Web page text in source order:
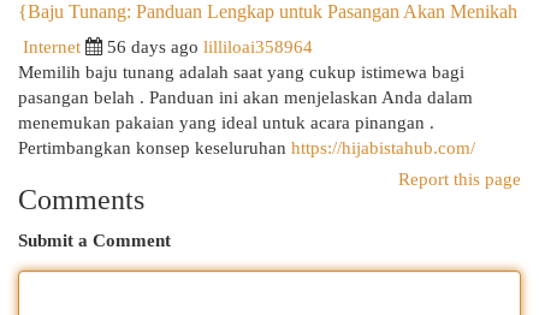
{Baju Tunang: Panduan Lengkap untuk Pasangan Akan Menikah
Internet
56 days ago lilliloai358964
Memilih baju tunang adalah saat yang cukup istimewa bagi
pasangan belah . Panduan ini akan menjelaskan Anda dalam
menemukan pakaian yang ideal untuk acara pinangan .
Pertimbangkan konsep keseluruhan https://hijabistahub.com/
Report this page
Comments
Submit a Comment